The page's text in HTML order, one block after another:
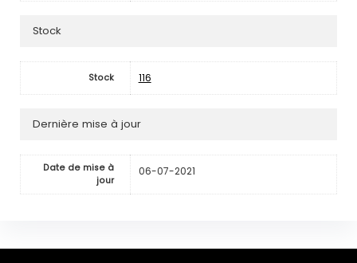
Stock
Stock 116
Dernière mise à jour
Date de mise à
jour
06-07-2021